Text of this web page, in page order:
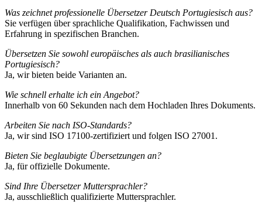
Was zeichnet professionelle Übersetzer Deutsch Portugiesisch aus?
Sie verfügen über sprachliche Qualifikation, Fachwissen und
Erfahrung in spezifischen Branchen.
Übersetzen Sie sowohl europäisches als auch brasilianisches
Portugiesisch?
Ja, wir bieten beide Varianten an.
Wie schnell erhalte ich ein Angebot?
Innerhalb von 60 Sekunden nach dem Hochladen Ihres Dokuments.
Arbeiten Sie nach ISO-Standards?
Ja, wir sind ISO 17100-zertifiziert und folgen ISO 27001.
Bieten Sie beglaubigte Übersetzungen an?
Ja, für offizielle Dokumente.
Sind Ihre Übersetzer Muttersprachler?
Ja, ausschließlich qualifizierte Muttersprachler.